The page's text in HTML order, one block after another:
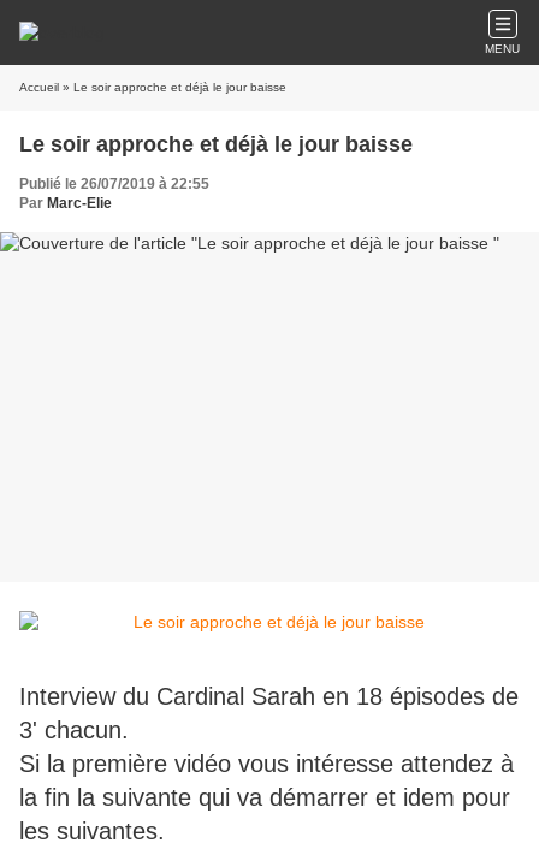
MENU
Accueil » Le soir approche et déjà le jour baisse
Le soir approche et déjà le jour baisse
Publié le 26/07/2019 à 22:55
Par Marc-Elie
Interview du Cardinal Sarah en 18 épisodes de
3' chacun.
Si la première vidéo vous intéresse attendez à
la fin la suivante qui va démarrer et idem pour
les suivantes.